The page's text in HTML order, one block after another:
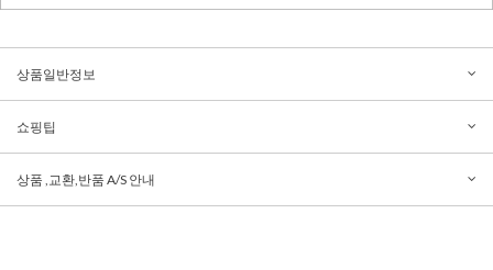
상품일반정보
쇼핑팁
상품 ,교환,반품 A/S 안내